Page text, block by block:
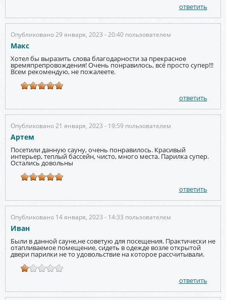
ответить
Опубликовано 29 января, 2023 - 20:40 пользователем
Макс
Хотел бы выразить слова благодарности за прекрасное
времяпрепровождения! Очень понравилось, всё просто супер!!!
Всем рекомендую, не пожалеете.
ответить
Опубликовано 21 января, 2023 - 19:59 пользователем
Артем
Посетили данную сауну, очень понравилось. Красивый
интерьер, теплый бассейн, чисто, много места. Парилка супер.
Остались довольны
ответить
Опубликовано 14 января, 2023 - 14:33 пользователем
Иван
Были в данной сауне,не советую для посещения. Практически не
отапливаемое помещение, сидеть в одежде возле открытой
двери парилки не то удовольствие на которое рассчитывали.
ответить